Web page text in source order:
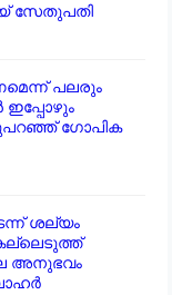
സേതുപതി
പലരും
ഗോപിക
ശല്യം
അനുഭവം